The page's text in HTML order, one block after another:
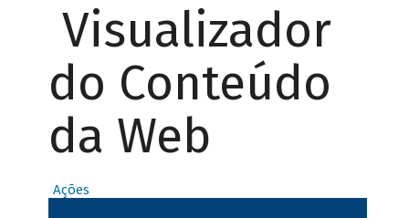
Visualizador
do Conteúdo
da Web
Ações